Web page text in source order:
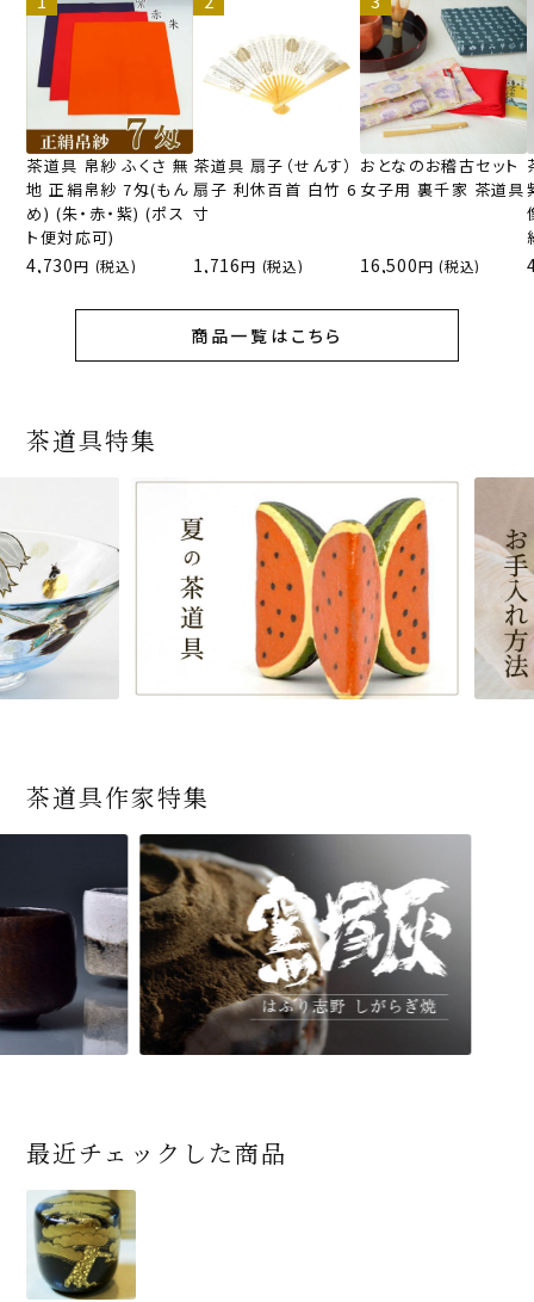
茶道具 帛紗 ふくさ 無
地 正絹帛紗 7匁(もん
め) (朱・赤・紫) (ポス
ト便対応可)
4,730 (税込)
茶道具 扇子（せんす）
扇子 利休百首 白竹 6
寸
1,716 (税込)
おとなのお稽古セット
女子用 裏千家 茶道具
16,500 (税込)
商品一覧はこちら
茶道具特集
茶道具作家特集
最近チェックした商品